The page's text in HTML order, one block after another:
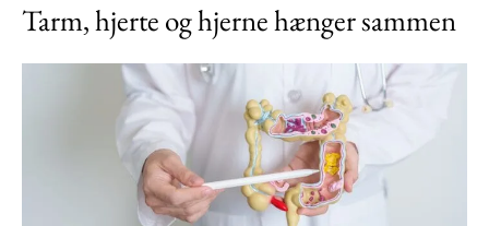
Tarm, hjerte og hjerne hænger sammen